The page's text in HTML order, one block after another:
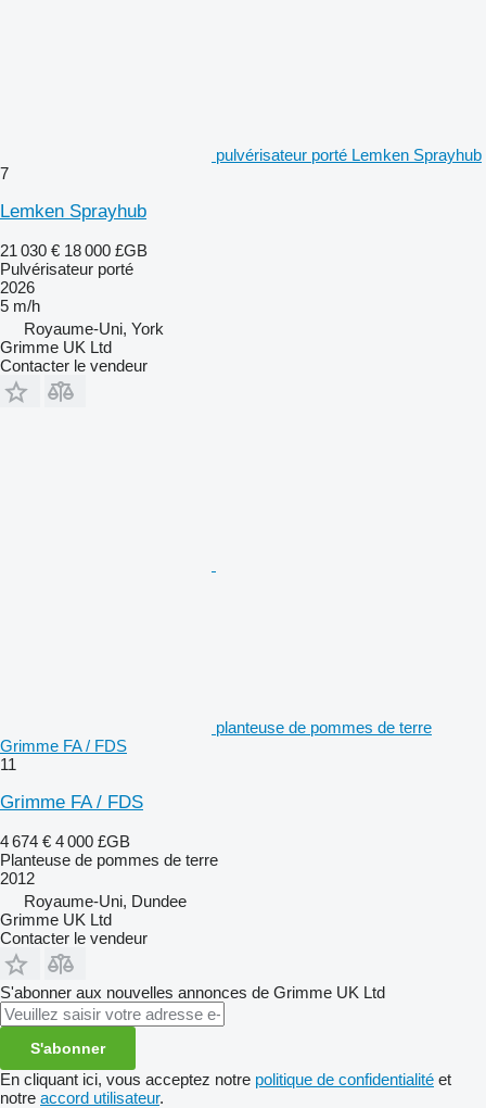
pulvérisateur porté Lemken Sprayhub
7
Lemken Sprayhub
21 030 € 18 000 £GB
Pulvérisateur porté
2026
5 m/h
Royaume-Uni, York
Grimme UK Ltd
Contacter le vendeur
planteuse de pommes de terre
Grimme FA / FDS
11
Grimme FA / FDS
4 674 € 4 000 £GB
Planteuse de pommes de terre
2012
Royaume-Uni, Dundee
Grimme UK Ltd
Contacter le vendeur
S'abonner aux nouvelles annonces de Grimme UK Ltd
S'abonner
En cliquant ici, vous acceptez notre politique de confidentialité et
notre accord utilisateur.